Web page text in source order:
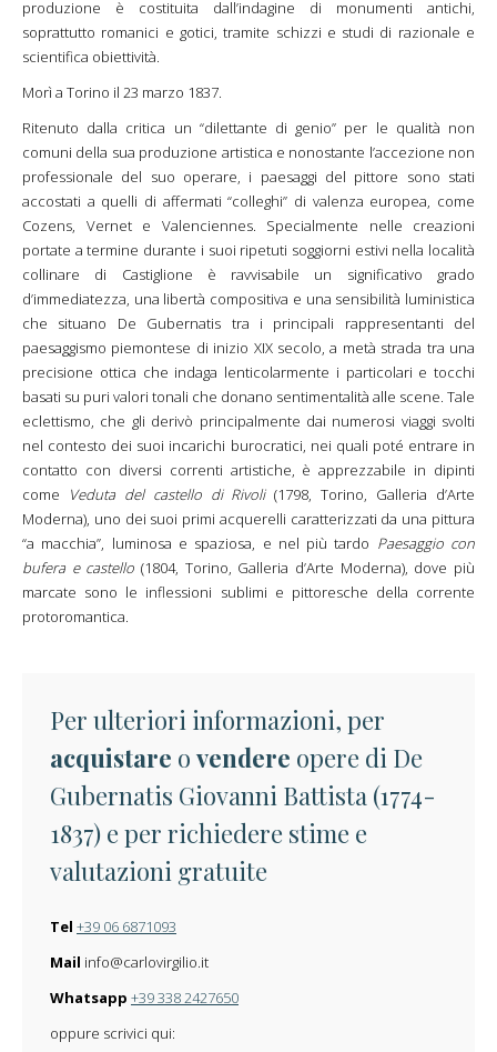
produzione è costituita dall’indagine di monumenti antichi,
soprattutto romanici e gotici, tramite schizzi e studi di razionale e
scientifica obiettività.
Morì a Torino il 23 marzo 1837.
Ritenuto dalla critica un “dilettante di genio” per le qualità non
comuni della sua produzione artistica e nonostante l’accezione non
professionale del suo operare, i paesaggi del pittore sono stati
accostati a quelli di affermati “colleghi” di valenza europea, come
Cozens, Vernet e Valenciennes. Specialmente nelle creazioni
portate a termine durante i suoi ripetuti soggiorni estivi nella località
collinare di Castiglione è ravvisabile un significativo grado
d’immediatezza, una libertà compositiva e una sensibilità luministica
che situano De Gubernatis tra i principali rappresentanti del
paesaggismo piemontese di inizio XIX secolo, a metà strada tra una
precisione ottica che indaga lenticolarmente i particolari e tocchi
basati su puri valori tonali che donano sentimentalità alle scene. Tale
eclettismo, che gli derivò principalmente dai numerosi viaggi svolti
nel contesto dei suoi incarichi burocratici, nei quali poté entrare in
contatto con diversi correnti artistiche, è apprezzabile in dipinti
come
Veduta del castello di Rivoli(1798, Torino, Galleria d’Arte
Moderna), uno dei suoi primi acquerelli caratterizzati da una pittura
“a macchia”, luminosa e spaziosa, e nel più tardo Paesaggio con
bufera e castello (1804, Torino, Galleria d’Arte Moderna), dove più
marcate sono le inflessioni sublimi e pittoresche della corrente
protoromantica.
Per ulteriori informazioni, per
acquistare o vendere opere di De
Gubernatis Giovanni Battista (1774-
1837) e per richiedere stime e
valutazioni gratuite
Tel +39 06 6871093
Mail info@carlovirgilio.it
Whatsapp +39 338 2427650
oppure scrivici qui: